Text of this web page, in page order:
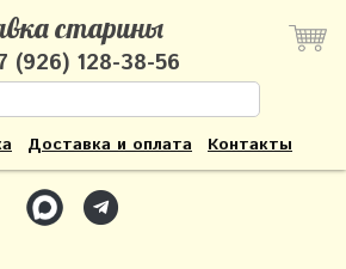
старины
(926) 128-38-56
Доставка и оплата Контакты